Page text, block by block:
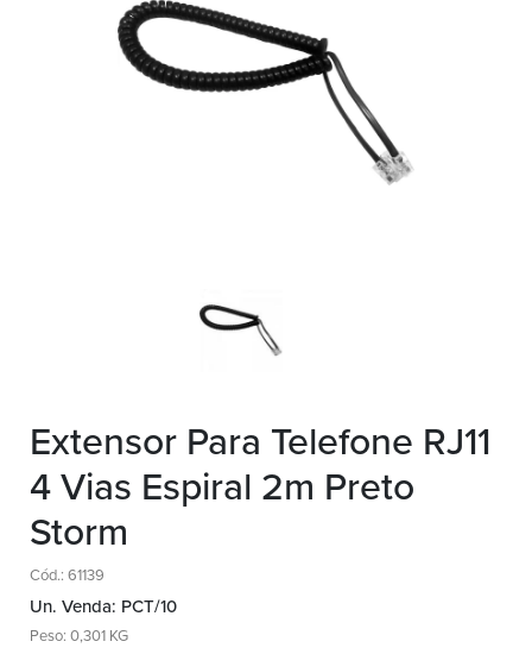
Extensor Para Telefone RJ11
4 Vias Espiral 2m Preto
Storm
Cód.: 61139
Un. Venda: PCT/10
Peso: 0,301 KG